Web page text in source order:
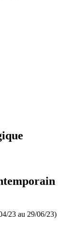
23 au 29/06/23)